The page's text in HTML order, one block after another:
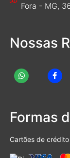
Fora - MG,
Nossas
Formas
Cartões de